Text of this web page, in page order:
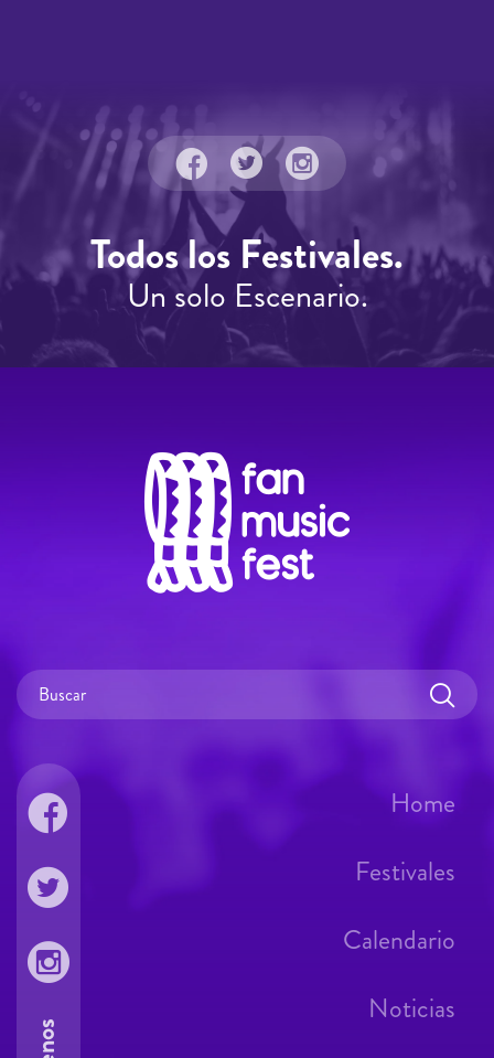
Todos los Festivales.
Un solo Escenario.
Home
Festivales
Calendario
Noticias